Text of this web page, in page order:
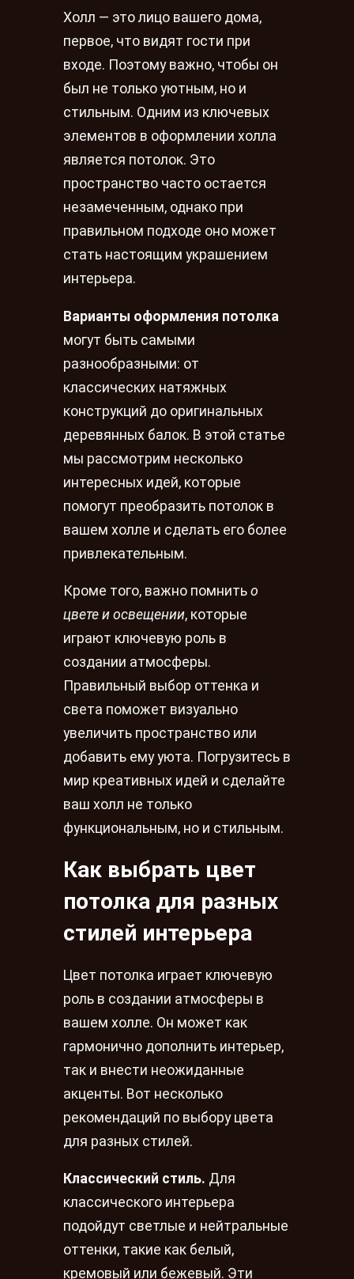
Холл — это лицо вашего дома,
первое, что видят гости при
входе. Поэтому важно, чтобы он
был не только уютным, но и
стильным. Одним из ключевых
элементов в оформлении холла
является потолок. Это
пространство часто остается
незамеченным, однако при
правильном подходе оно может
стать настоящим украшением
интерьера.
Варианты оформления потолка
могут быть самыми
разнообразными: от
классических натяжных
конструкций до оригинальных
деревянных балок. В этой статье
мы рассмотрим несколько
интересных идей, которые
помогут преобразить потолок в
вашем холле и сделать его более
привлекательным.
Кроме того, важно помнить о
цвете и освещении, которые
играют ключевую роль в
создании атмосферы.
Правильный выбор оттенка и
света поможет визуально
увеличить пространство или
добавить ему уюта. Погрузитесь в
мир креативных идей и сделайте
ваш холл не только
функциональным, но и стильным.
Как выбрать цвет
потолка для разных
стилей интерьера
Цвет потолка играет ключевую
роль в создании атмосферы в
вашем холле. Он может как
гармонично дополнить интерьер,
так и внести неожиданные
акценты. Вот несколько
рекомендаций по выбору цвета
для разных стилей.
Классический стиль. Для
классического интерьера
подойдут светлые и нейтральные
оттенки, такие как белый,
кремовый или бежевый. Эти